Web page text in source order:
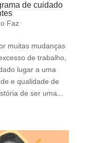
de cuidado
Faz
muitas mudanças
de trabalho,
lugar a uma
e qualidade de
de ser uma...